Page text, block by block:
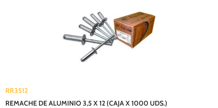
RR3512
REMACHE DE ALUMINIO 3,5 X 12 (CAJA X 1000 UDS.)